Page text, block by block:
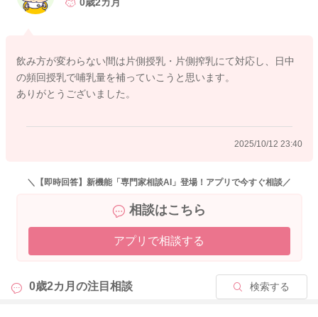
に搾乳もされてみるのがいいと思います。
どうぞよろしくお願いします。
2025/10/11 19:56
0歳2カ月
飲み方が変わらない間は片側授乳・片側搾乳にて対応し、日中
の頻回授乳で哺乳量を補っていこうと思います。
ありがとうございました。
2025/10/12 23:40
＼【即時回答】新機能「専門家相談AI」登場！アプリで今すぐ相談／
相談はこちら
アプリで相談する
0歳2カ月の注目相談 検索する